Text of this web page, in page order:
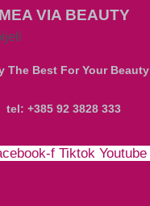
MEA VIA BEAUTY
The Best For Your Beauty
tel: +385 92 3828 333
f Tiktok Youtube